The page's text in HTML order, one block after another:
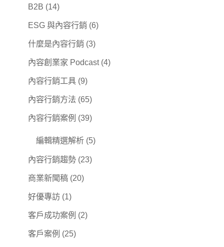
B2B (14)
ESG 與內容行銷 (6)
什麼是內容行銷 (3)
內容創業家 Podcast(4)
內容行銷工具 (9)
內容行銷方法 (65)
內容行銷案例 (39)
編輯精選解析 (5)
內容行銷趨勢 (23)
商業新聞稿 (20)
好優專訪 (1)
客戶成功案例 (2)
客戶案例 (25)